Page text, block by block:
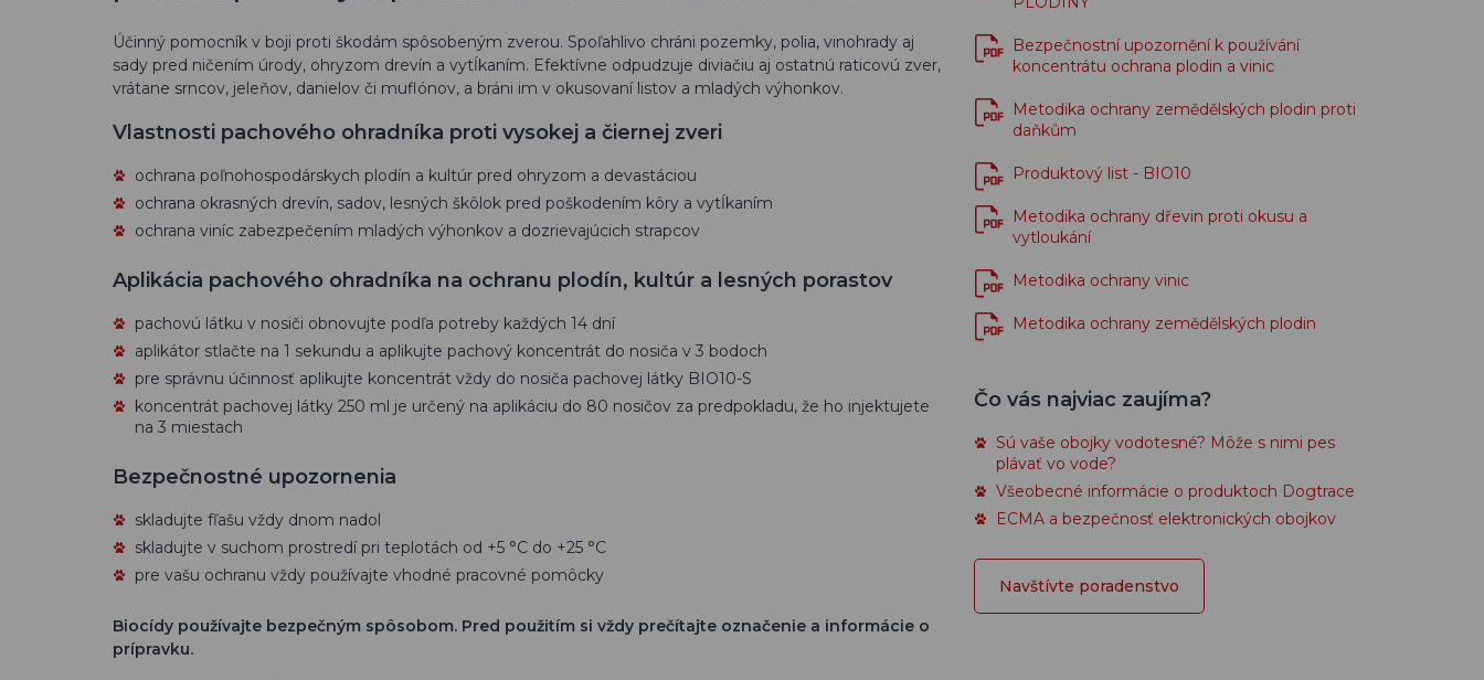
Účinný pomocník v boji proti škodám spôsobeným zverou. Spoľahlivo chráni pozemky, polia, vinohrady aj
sady pred ničením úrody, ohryzom drevín a vytĺkaním. Efektívne odpudzuje diviačiu aj ostatnú raticovú zver,
vrátane srncov, jeleňov, danielov či muflónov, a bráni im v okusovaní listov a mladých výhonkov.
Vlastnosti pachového ohradníka proti vysokej a čiernej zveri
ochrana poľnohospodárskych plodín a kultúr pred ohryzom a devastáciou
ochrana okrasných drevín, sadov, lesných škôlok pred poškodením kôry a vytĺkaním
ochrana viníc zabezpečením mladých výhonkov a dozrievajúcich strapcov
Aplikácia pachového ohradníka na ochranu plodín, kultúr a lesných porastov
pachovú látku v nosiči obnovujte podľa potreby každých 14 dní
aplikátor stlačte na 1 sekundu a aplikujte pachový koncentrát do nosiča v 3 bodoch
pre správnu účinnosť aplikujte koncentrát vždy do nosiča pachovej látky BIO10-S
koncentrát pachovej látky 250 ml je určený na aplikáciu do 80 nosičov za predpokladu, že ho injektujete
na 3 miestach
Bezpečnostné upozornenia
skladujte fľašu vždy dnom nadol
skladujte v suchom prostredí pri teplotách od +5 °C do +25 °C
pre vašu ochranu vždy používajte vhodné pracovné pomôcky
Biocídy používajte bezpečným spôsobom. Pred použitím si vždy prečítajte označenie a informácie o
prípravku.
Bezpečnostní upozornění k používání
koncentrátu ochrana plodin a vinic
Metodika ochrany zemědělských plodin proti
daňkům
Produktový list - BIO10
Metodika ochrany dřevin proti okusu a
vytloukání
Metodika ochrany vinic
Metodika ochrany zemědělských plodin
Čo vás najviac zaujíma?
Sú vaše obojky vodotesné? Môže s nimi pes
plávať vo vode?
Všeobecné informácie o produktoch Dogtrace
ECMA a bezpečnosť elektronických obojkov
Navštívte poradenstvo